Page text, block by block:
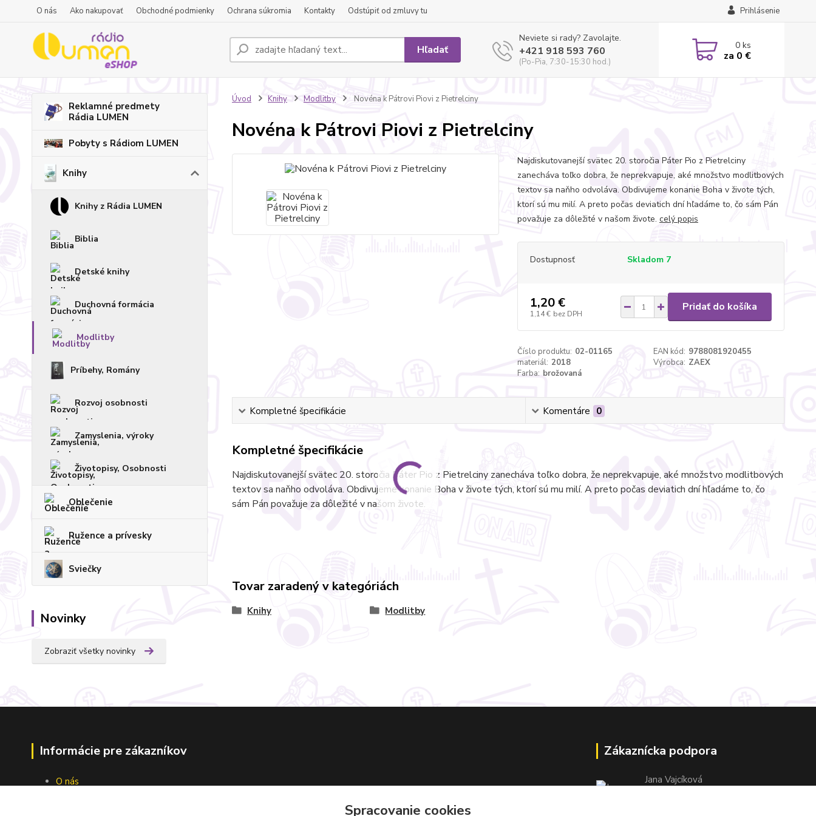
O nás Ako nakupovať Obchodné podmienky Ochrana súkromia Kontakty Odstúpiť od zmluvy tu Prihlásenie
Hľadať
Neviete si rady? Zavolajte.
+421 918 593 760
(Po-Pia, 7:30-15:30 hod.)
0ks
za 0 €
Reklamné predmety
Rádia LUMEN
Pobyty s Rádiom LUMEN
Knihy
Knihy z Rádia LUMEN
Biblia
Detské knihy
Duchovná formácia
Modlitby
Príbehy, Romány
Rozvoj osobnosti
Zamyslenia, výroky
Životopisy, Osobnosti
Oblečenie
Ružence a prívesky
Sviečky
Novinky
Zobraziť všetky novinky
Úvod Knihy Modlitby Novéna k Pátrovi Piovi z Pietrelciny
Novéna k Pátrovi Piovi z Pietrelciny
Najdiskutovanejší svätec 20. storočia Páter Pio z Pietrelciny
zanecháva toľko dobra, že neprekvapuje, aké množstvo modlitbových
textov sa naňho odvoláva. Obdivujeme konanie Boha v živote tých,
ktorí sú mu milí. A preto počas deviatich dní hľadáme to, čo sám Pán
považuje za dôležité v našom živote. celý popis
Dostupnosť Skladom 7
1,20 €
1,14 € bez DPH
Pridať do košíka
Číslo produktu: 02-01165 EAN kód: 9788081920455
materiál: 2018 Výrobca: ZAEX
Farba: brožovaná
Kompletné špecifikácie Komentáre 0
Kompletné špecifikácie
Najdiskutovanejší svätec 20. storočia Páter Pio z Pietrelciny zanecháva toľko dobra, že neprekvapuje, aké množstvo modlitbových
textov sa naňho odvoláva. Obdivujeme konanie Boha v živote tých, ktorí sú mu milí. A preto počas deviatich dní hľadáme to, čo
sám Pán považuje za dôležité v našom živote.
Tovar zaradený v kategóriách
Knihy Modlitby
Informácie pre zákazníkov
O nás
Zákaznícka podpora
Jana Vajcíková
Spracovanie cookies